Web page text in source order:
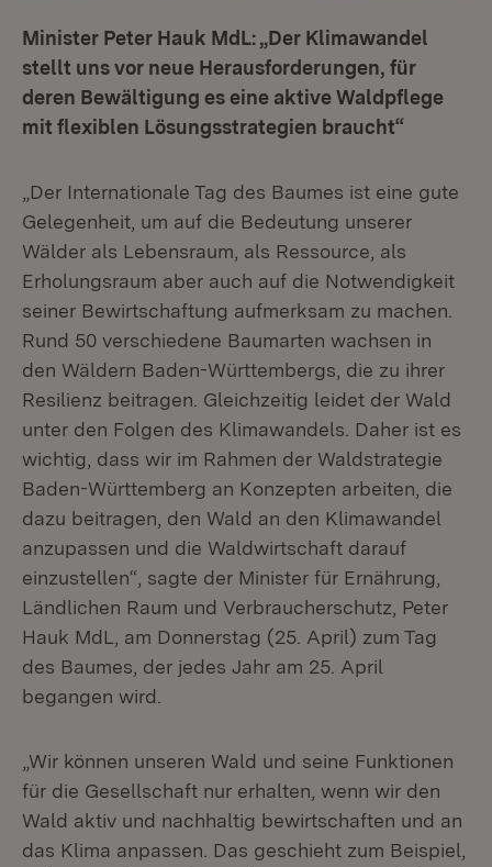
Minister Peter Hauk MdL: „Der Klimawandel
stellt uns vor neue Herausforderungen, für
deren Bewältigung es eine aktive Waldpflege
mit flexiblen Lösungsstrategien braucht“
„Der Internationale Tag des Baumes ist eine gute
Gelegenheit, um auf die Bedeutung unserer
Wälder als Lebensraum, als Ressource, als
Erholungsraum aber auch auf die Notwendigkeit
seiner Bewirtschaftung aufmerksam zu machen.
Rund 50 verschiedene Baumarten wachsen in
den Wäldern Baden-Württembergs, die zu ihrer
Resilienz beitragen. Gleichzeitig leidet der Wald
unter den Folgen des Klimawandels. Daher ist es
wichtig, dass wir im Rahmen der Waldstrategie
Baden-Württemberg an Konzepten arbeiten, die
dazu beitragen, den Wald an den Klimawandel
anzupassen und die Waldwirtschaft darauf
einzustellen“, sagte der Minister für Ernährung,
Ländlichen Raum und Verbraucherschutz, Peter
Hauk MdL, am Donnerstag (25. April) zum Tag
des Baumes, der jedes Jahr am 25. April
begangen wird.
„Wir können unseren Wald und seine Funktionen
für die Gesellschaft nur erhalten, wenn wir den
Wald aktiv und nachhaltig bewirtschaften und an
das Klima anpassen. Das geschieht zum Beispiel,